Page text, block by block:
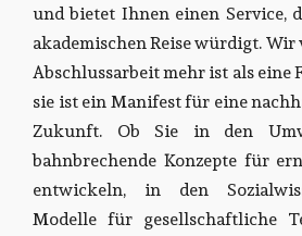
und bietet Ihnen einen Service,
akademischen Reise würdigt. Wir
Abschlussarbeit mehr ist als eine
sie ist ein Manifest für eine
Zukunft. Ob Sie in den
bahnbrechende Konzepte für
entwickeln, in den
Modelle für gesellschaftliche